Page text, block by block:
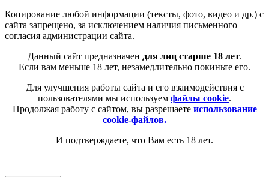
Копирование любой информации (тексты, фото, видео и др.) с
сайта запрещено, за исключением наличия письменного
согласия администрации сайта.
Данный сайт предназначен для лиц старше 18 лет.
Если вам меньше 18 лет, незамедлительно покиньте его.
Для улучшения работы сайта и его взаимодействия с
пользователями мы используем файлы cookie.
Продолжая работу с сайтом, вы разрешаете использование
cookie-файлов.
И подтверждаете, что Вам есть 18 лет.